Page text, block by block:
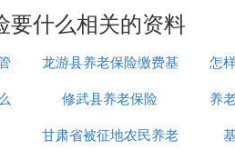
要什么相关的资料
龙游县养老保险缴费基
数
怎
修武县养老保险
养
甘肃省被征地农民养老